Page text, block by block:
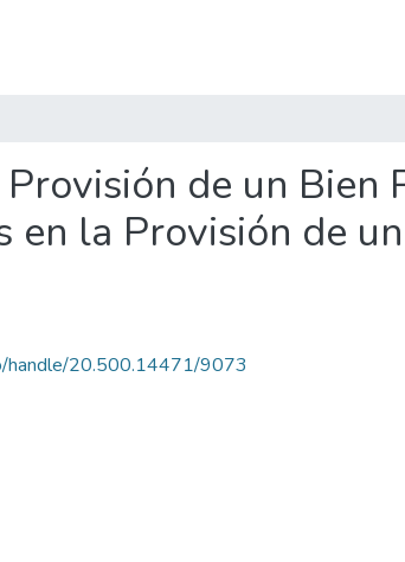
de un Bien
la Provisión de
handle/20.500.14471/9073